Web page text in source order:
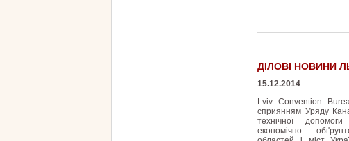
ДІЛОВІ НОВИНИ
15.12.2014
Lviv Convention
сприянням Уряду
технічної
економічно